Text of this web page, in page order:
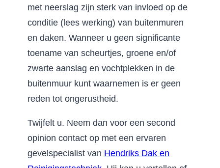
met neerslag zijn sterk van invloed op de
conditie (lees werking) van buitenmuren
en daken. Wanneer u geen significante
toename van scheurtjes, groene en/of
zwarte aanslag en vochtplekken in de
buitenmuur kunt waarnemen is er geen
reden tot ongerustheid.
Twijfelt u. Neem dan voor een second
opinion contact op met een ervaren
gevelspecialist van Hendriks Dak en